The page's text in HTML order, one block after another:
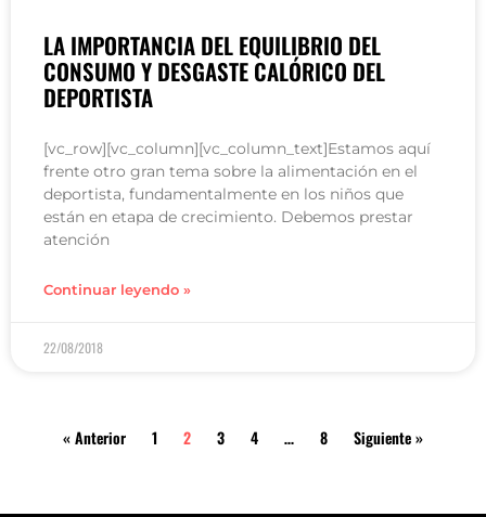
LA IMPORTANCIA DEL EQUILIBRIO DEL
CONSUMO Y DESGASTE CALÓRICO DEL
DEPORTISTA
[vc_row][vc_column][vc_column_text]Estamos aquí
frente otro gran tema sobre la alimentación en el
deportista, fundamentalmente en los niños que
están en etapa de crecimiento. Debemos prestar
atención
Continuar leyendo »
22/08/2018
« Anterior 1 2 3 4 … 8 Siguiente »